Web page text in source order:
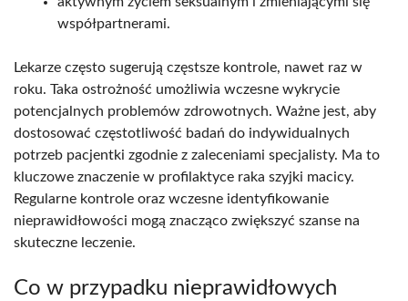
współpartnerami.
Lekarze często sugerują częstsze kontrole, nawet raz w
roku. Taka ostrożność umożliwia wczesne wykrycie
potencjalnych problemów zdrowotnych. Ważne jest, aby
dostosować częstotliwość badań do indywidualnych
potrzeb pacjentki zgodnie z zaleceniami specjalisty. Ma to
kluczowe znaczenie w profilaktyce raka szyjki macicy.
Regularne kontrole oraz wczesne identyfikowanie
nieprawidłowości mogą znacząco zwiększyć szanse na
skuteczne leczenie.
Co w przypadku nieprawidłowych